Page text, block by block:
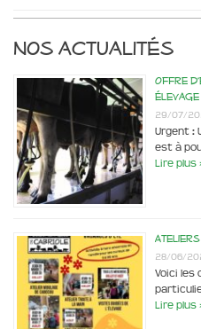
Nos actualités
Offre
29/07/
Urgent :
est à
Lire plus
Ateliers
28/06/
Voici les
Lire plus